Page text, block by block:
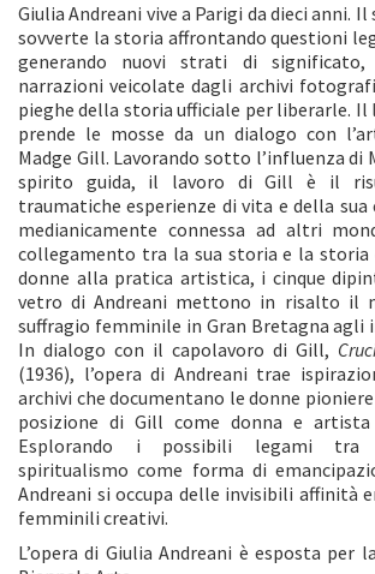
Giulia Andreani vive a Parigi da dieci anni.
sovverte la storia affrontando questioni
generando nuovi strati di significato,
narrazioni veicolate dagli archivi
pieghe della storia ufficiale per liberarle. Il
prende le mosse da un dialogo con
Madge Gill. Lavorando sotto l’influenza di
spirito guida, il lavoro di Gill è il
traumatiche esperienze di vita e della sua
medianicamente connessa ad altri
collegamento tra la sua storia e la storia
donne alla pratica artistica, i cinque
vetro di Andreani mettono in risalto il
suffragio femminile in Gran Bretagna agli
In dialogo con il capolavoro di Gill,
(1936), l’opera di Andreani trae
archivi che documentano le donne pioniere
posizione di Gill come donna e
Esplorando i possibili legami tra
spiritualismo come forma di
Andreani si occupa delle invisibili affinità
femminili creativi.
L’opera di Giulia Andreani è esposta per